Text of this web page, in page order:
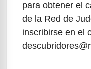
para obtener el
de la Red de
inscribirse en el